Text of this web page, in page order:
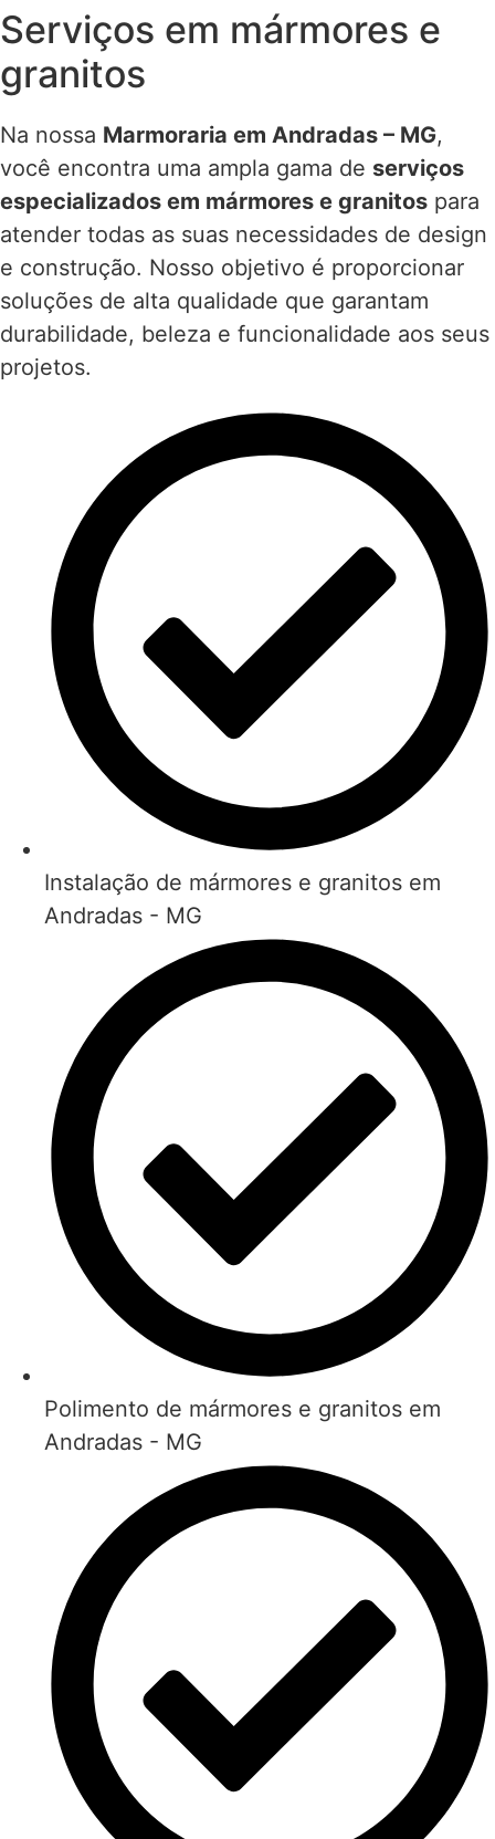
Serviços em mármores e
granitos
Na nossa Marmoraria em Andradas – MG,
você encontra uma ampla gama de serviços
especializados em mármores e granitos para
atender todas as suas necessidades de design
e construção. Nosso objetivo é proporcionar
soluções de alta qualidade que garantam
durabilidade, beleza e funcionalidade aos seus
projetos.
Instalação de mármores e granitos em
Andradas - MG
Polimento de mármores e granitos em
Andradas - MG